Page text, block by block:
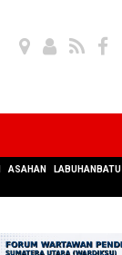
ASAHAN LABUHANBATU